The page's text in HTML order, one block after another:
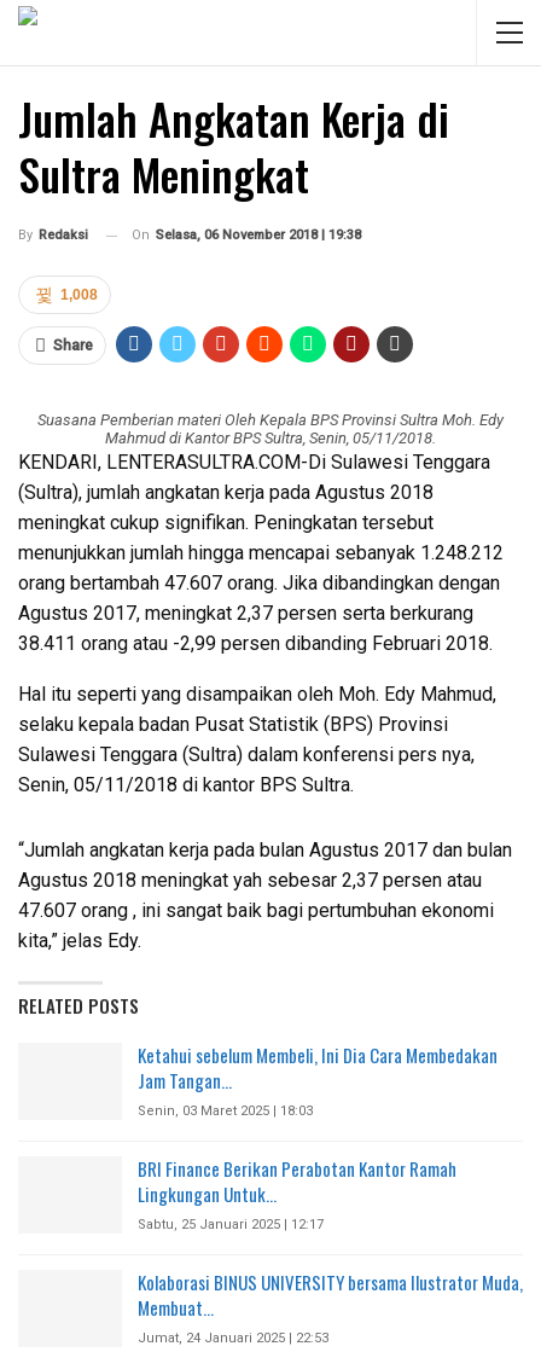
Jumlah Angkatan Kerja di
Sultra Meningkat
By Redaksi On Selasa, 06 November 2018 | 19:38
1,008
Share
Suasana Pemberian materi Oleh Kepala BPS Provinsi Sultra Moh. Edy
Mahmud di Kantor BPS Sultra, Senin, 05/11/2018.
KENDARI, LENTERASULTRA.COM-Di Sulawesi Tenggara
(Sultra), jumlah angkatan kerja pada Agustus 2018
meningkat cukup signifikan. Peningkatan tersebut
menunjukkan jumlah hingga mencapai sebanyak 1.248.212
orang bertambah 47.607 orang. Jika dibandingkan dengan
Agustus 2017, meningkat 2,37 persen serta berkurang
38.411 orang atau -2,99 persen dibanding Februari 2018.
Hal itu seperti yang disampaikan oleh Moh. Edy Mahmud,
selaku kepala badan Pusat Statistik (BPS) Provinsi
Sulawesi Tenggara (Sultra) dalam konferensi pers nya,
Senin, 05/11/2018 di kantor BPS Sultra.
“Jumlah angkatan kerja pada bulan Agustus 2017 dan bulan
Agustus 2018 meningkat yah sebesar 2,37 persen atau
47.607 orang , ini sangat baik bagi pertumbuhan ekonomi
kita,” jelas Edy.
RELATED POSTS
Ketahui sebelum Membeli, Ini Dia Cara Membedakan
Jam Tangan…
Senin, 03 Maret 2025 | 18:03
BRI Finance Berikan Perabotan Kantor Ramah
Lingkungan Untuk…
Sabtu, 25 Januari 2025 | 12:17
Kolaborasi BINUS UNIVERSITY bersama Ilustrator Muda,
Membuat…
Jumat, 24 Januari 2025 | 22:53